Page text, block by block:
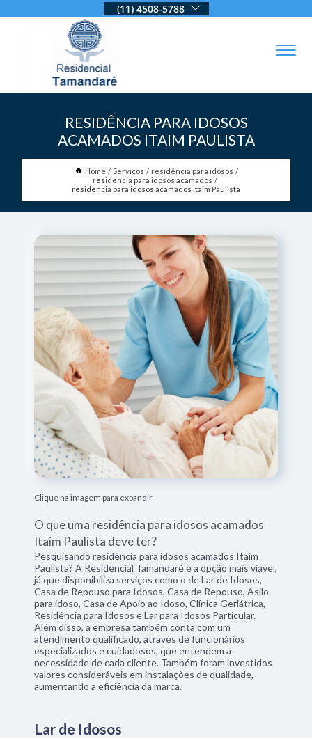
(11) 4508-5788
RESIDÊNCIA PARA IDOSOS
ACAMADOS ITAIM PAULISTA
Home Serviços
residência para idosos
residência para idosos acamados
residência para idosos acamados Itaim Paulista
Clique na imagem para expandir
O que uma residência para idosos acamados
Itaim Paulista deve ter?
Pesquisando residência para idosos acamados Itaim
Paulista? A Residencial Tamandaré é a opção mais viável,
já que disponibiliza serviços como o de Lar de Idosos,
Casa de Repouso para Idosos, Casa de Repouso, Asilo
para idoso, Casa de Apoio ao Idoso, Clínica Geriátrica,
Residência para Idosos e Lar para Idosos Particular.
Além disso, a empresa também conta com um
atendimento qualificado, através de funcionários
especializados e cuidadosos, que entendem a
necessidade de cada cliente. Também foram investidos
valores consideráveis em instalações de qualidade,
aumentando a eficiência da marca.
Lar de Idosos